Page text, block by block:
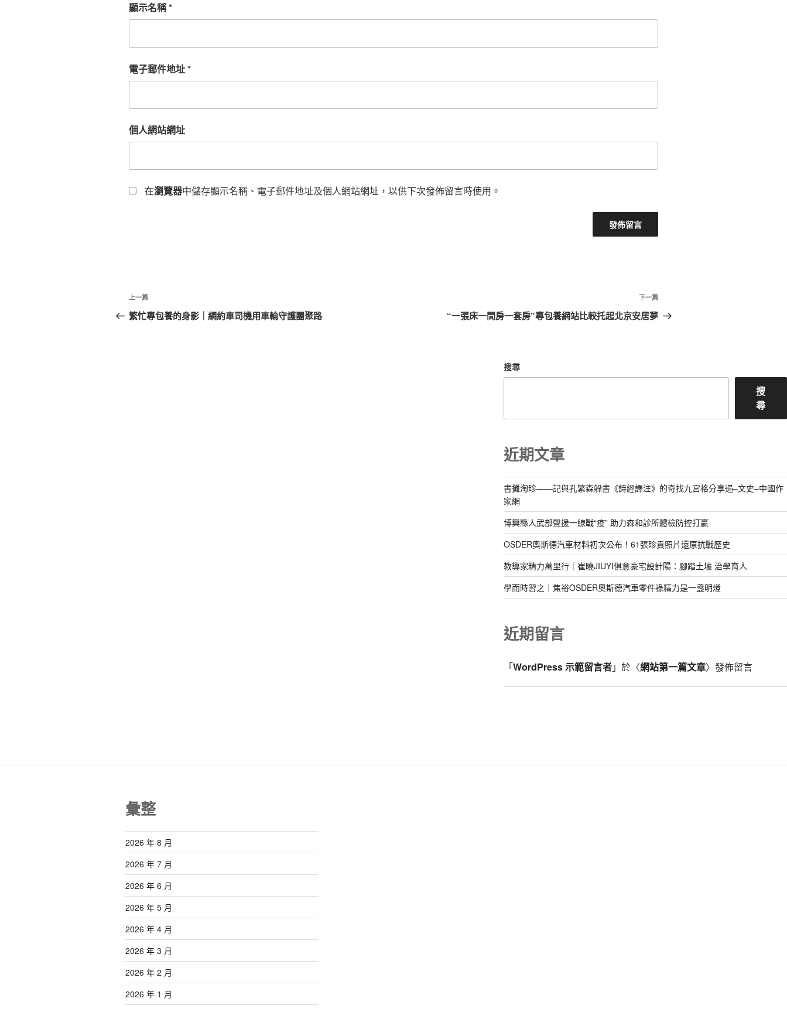
顯示名稱*
電子郵件地址*
個人網站網址
在瀏覽器中儲存顯示名稱、電子郵件地址及個人網站網址，以供下次發佈留言時使用。
文
章
上
一
上一篇
繁忙專包養的身影｜網約車司機用車輪守護團聚路
下
一
下一篇
“一張床一間房一套房”專包養網站比較托起北京安居夢
搜尋
搜
尋
近期文章
書攤淘珍——記與孔繁森躲書《詩經譯注》的奇找九宮格分享遇–文史–中國作
家網
博興縣人武部聲援一線戰“疫” 助力森和診所體檢防控打贏
OSDER奧斯德汽車材料初次公布！61張珍貴照片還原抗戰歷史
教導家精力萬里行｜崔曉JIUYI俱意豪宅設計陽：腳踏土壤 治學育人
學而時習之｜焦裕OSDER奧斯德汽車零件祿精力是一盞明燈
近期留言
「WordPress 示範留言者」於〈網站第一篇文章〉發佈留言
彙整
2026 年 8 月
2026 年 7 月
2026 年 6 月
2026 年 5 月
2026 年 4 月
2026 年 3 月
2026 年 2 月
2026 年 1 月